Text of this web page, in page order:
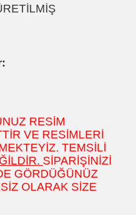
RESİM
VE RESİMLERİ
TEMSİLİ
SİPARİŞİNİZİ
GÖRDÜĞÜNÜZ
OLARAK SİZE